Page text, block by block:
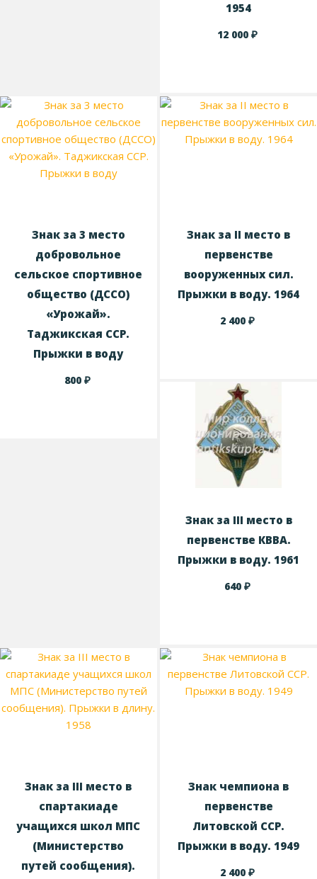
1954
12 000₽
Знак за 3 место
добровольное
сельское спортивное
общество (ДССО)
«Урожай».
Таджикская ССР.
Прыжки в воду
800 ₽
Знак за II место в
первенстве
вооруженных сил.
Прыжки в воду. 1964
2 400₽
Знак за III место в
первенстве КВВА.
Прыжки в воду. 1961
640₽
Знак за III место в
спартакиаде
учащихся школ МПС
(Министерство
путей сообщения).
Знак чемпиона в
первенстве
Литовской ССР.
Прыжки в воду. 1949
2 400₽